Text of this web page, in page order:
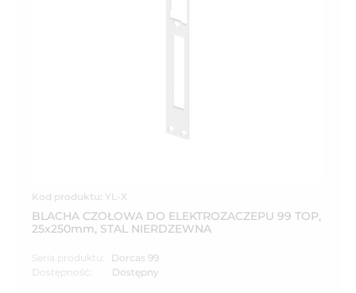
Kod produktu: YL-X
BLACHA CZOŁOWA DO ELEKTROZACZEPU 99 TOP,
25x250mm, STAL NIERDZEWNA
Seria produktu:
Dorcas 99
Dostępność:
Dostępny